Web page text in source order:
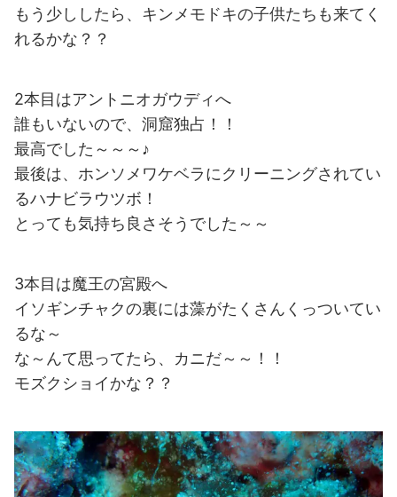
もう少ししたら、キンメモドキの子供たちも来てく
れるかな？？
2本目はアントニオガウディへ
誰もいないので、洞窟独占！！
最高でした～～～♪
最後は、ホンソメワケベラにクリーニングされてい
るハナビラウツボ！
とっても気持ち良さそうでした～～
3本目は魔王の宮殿へ
イソギンチャクの裏には藻がたくさんくっついてい
るな～
な～んて思ってたら、カニだ～～！！
モズクショイかな？？